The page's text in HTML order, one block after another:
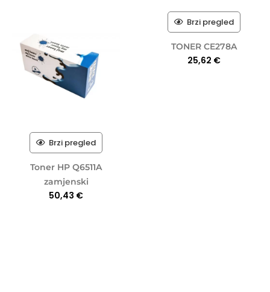
Brzi pregled
Toner HP Q6511A
zamjenski
50,43 €
Brzi pregled
TONER CE278A
25,62 €